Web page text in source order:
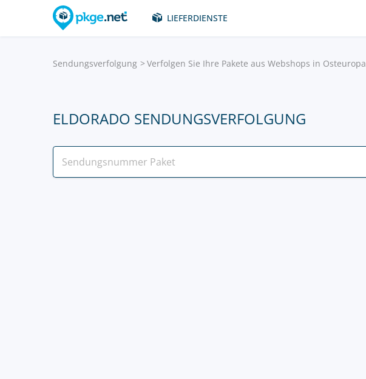
LIEFERDIENSTE
Sendungsverfolgung Verfolgen Sie Ihre Pakete aus Webshops in Osteuropa
ELDORADO SENDUNGSVERFOLGUNG